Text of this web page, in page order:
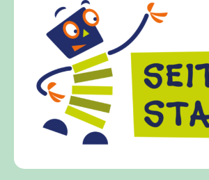
Frieden Fragen
frieden-fragen.de ist ein
Kinder, Eltern und
Fragen von Krieg und
Gewalt informiert und einen
diesem Themenbereich
fragen.de bietet Antworten
und Frieden, Streit und